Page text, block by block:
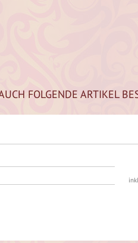
FOLGENDE ARTIKEL